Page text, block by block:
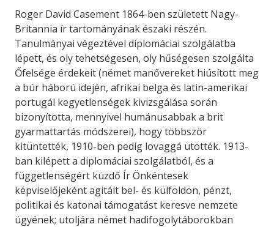
Roger David Casement 1864-ben született Nagy-
Britannia ír tartományának északi részén.
Tanulmányai végeztével diplomáciai szolgálatba
lépett, és oly tehetségesen, oly hűségesen szolgálta
Őfelsége érdekeit (német manővereket hiúsított meg
a búr háború idején, afrikai belga és latin-amerikai
portugál kegyetlenségek kivizsgálása során
bizonyította, mennyivel humánusabbak a brit
gyarmattartás módszerei), hogy többször
kitüntették, 1910-ben pedig lovaggá ütötték. 1913-
ban kilépett a diplomáciai szolgálatból, és a
függetlenségért küzdő Ír Önkéntesek
képviselőjeként agitált bel- és külföldön, pénzt,
politikai és katonai támogatást keresve nemzete
ügyének; utoljára német hadifogolytáborokban